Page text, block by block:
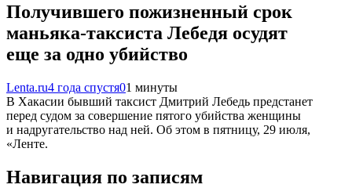
Получившего пожизненный срок
маньяка-таксиста Лебедя осудят
еще за одно убийство
Lenta.ru4 года спустя01 минуты
В Хакасии бывший таксист Дмитрий Лебедь предстанет
перед судом за совершение пятого убийства женщины
и надругательство над ней. Об этом в пятницу, 29 июля,
«Ленте.
Навигация по записям